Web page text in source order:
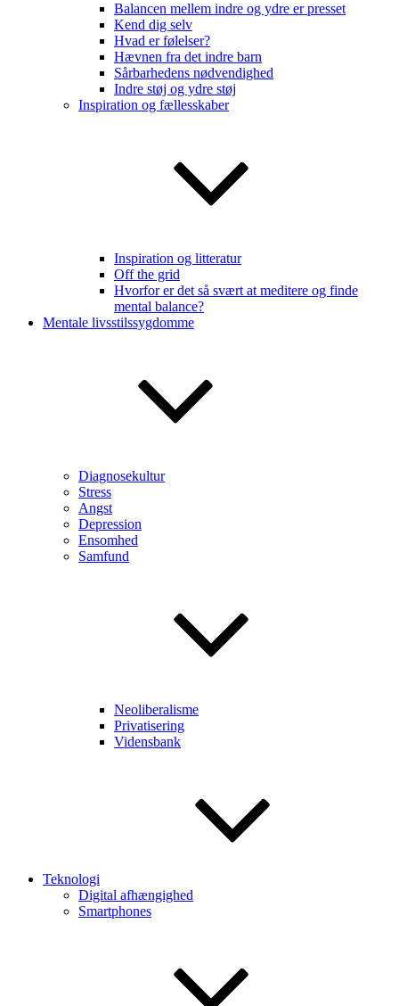
Balancen mellem indre og ydre er presset
Kend dig selv
Hvad er følelser?
Hævnen fra det indre barn
Sårbarhedens nødvendighed
Indre støj og ydre støj
Inspiration og fællesskaber
Inspiration og litteratur
Off the grid
Hvorfor er det så svært at meditere og finde
mental balance?
Mentale livsstilssygdomme
Diagnosekultur
Stress
Angst
Depression
Ensomhed
Samfund
Neoliberalisme
Privatisering
Vidensbank
Teknologi
Digital afhængighed
Smartphones